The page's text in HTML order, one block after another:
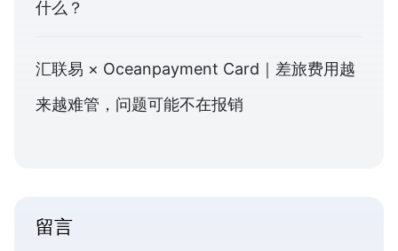
什么？
汇联易 × Oceanpayment Card｜差旅费用越
来越难管，问题可能不在报销
留言